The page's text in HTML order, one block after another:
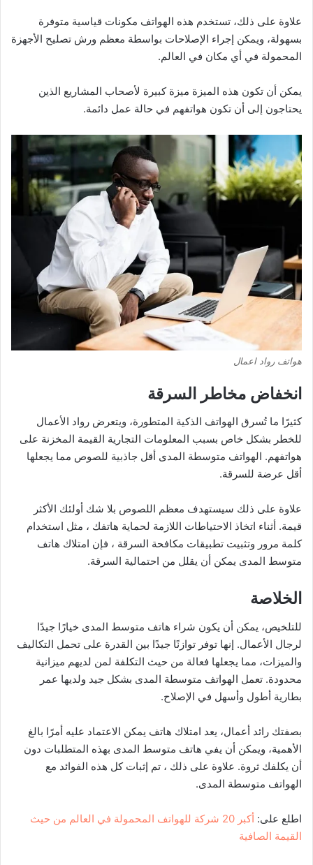
علاوة على ذلك، تستخدم هذه الهواتف مكونات قياسية متوفرة
بسهولة، ويمكن إجراء الإصلاحات بواسطة معظم ورش تصليح الأجهزة
المحمولة في أي مكان في العالم.
يمكن أن تكون هذه الميزة ميزة كبيرة لأصحاب المشاريع الذين
يحتاجون إلى أن تكون هواتفهم في حالة عمل دائمة.
هواتف رواد اعمال
انخفاض مخاطر السرقة
كثيرًا ما تُسرق الهواتف الذكية المتطورة، ويتعرض رواد الأعمال
للخطر بشكل خاص بسبب المعلومات التجارية القيمة المخزنة على
هواتفهم. الهواتف متوسطة المدى أقل جاذبية للصوص مما يجعلها
أقل عرضة للسرقة.
علاوة على ذلك سيستهدف معظم اللصوص بلا شك أولئك الأكثر
قيمة. أثناء اتخاذ الاحتياطات اللازمة لحماية هاتفك ، مثل استخدام
كلمة مرور وتثبيت تطبيقات مكافحة السرقة ، فإن امتلاك هاتف
متوسط المدى يمكن أن يقلل من احتمالية السرقة.
الخلاصة
للتلخيص، يمكن أن يكون شراء هاتف متوسط المدى خيارًا جيدًا
لرجال الأعمال. إنها توفر توازنًا جيدًا بين القدرة على تحمل التكاليف
والميزات، مما يجعلها فعالة من حيث التكلفة لمن لديهم ميزانية
محدودة. تعمل الهواتف متوسطة المدى بشكل جيد ولديها عمر
بطارية أطول وأسهل في الإصلاح.
بصفتك رائد أعمال، يعد امتلاك هاتف يمكن الاعتماد عليه أمرًا بالغ
الأهمية، ويمكن أن يفي هاتف متوسط المدى بهذه المتطلبات دون
أن يكلفك ثروة. علاوة على ذلك ، تم إثبات كل هذه الفوائد مع
الهواتف متوسطة المدى.
اطلع على:
أكبر 20 شركة للهواتف المحمولة في العالم من حيث
القيمة الصافية